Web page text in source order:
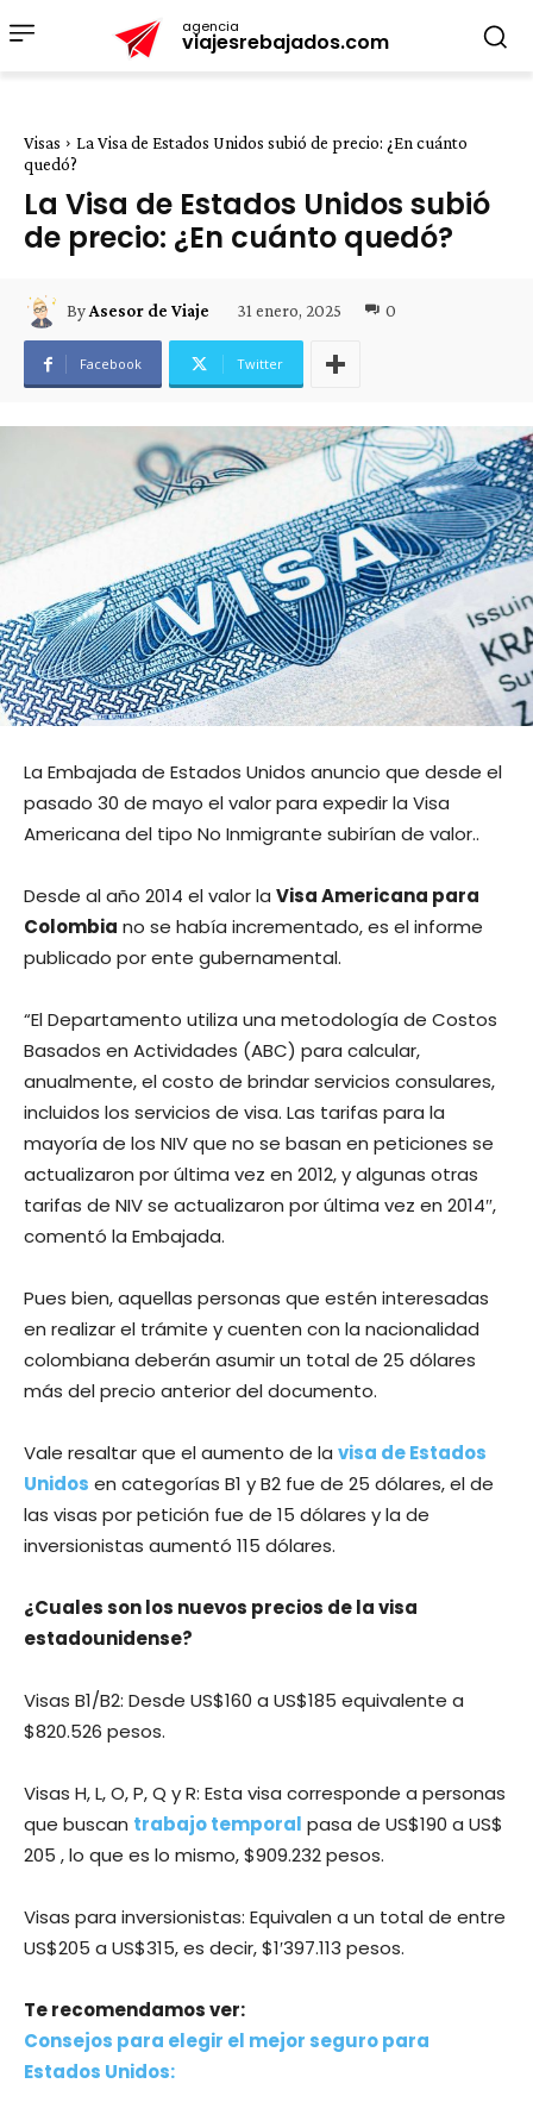
agencia
viajesrebajados.com
Visas
La Visa de Estados Unidos subió de precio: ¿En cuánto
quedó?
La Visa de Estados Unidos subió
de precio: ¿En cuánto quedó?
ByAsesor de Viaje 31 enero, 2025 0
Facebook Twitter
La Embajada de Estados Unidos anuncio que desde el
pasado 30 de mayo el valor para expedir la Visa
Americana del tipo No Inmigrante subirían de valor..
Desde al año 2014 el valor la Visa Americana para
Colombia no se había incrementado, es el informe
publicado por ente gubernamental.
“El Departamento utiliza una metodología de Costos
Basados en Actividades (ABC) para calcular,
anualmente, el costo de brindar servicios consulares,
incluidos los servicios de visa. Las tarifas para la
mayoría de los NIV que no se basan en peticiones se
actualizaron por última vez en 2012, y algunas otras
tarifas de NIV se actualizaron por última vez en 2014″,
comentó la Embajada.
Pues bien, aquellas personas que estén interesadas
en realizar el trámite y cuenten con la nacionalidad
colombiana deberán asumir un total de 25 dólares
más del precio anterior del documento.
Vale resaltar que el aumento de la visa de Estados
Unidos en categorías B1 y B2 fue de 25 dólares, el de
las visas por petición fue de 15 dólares y la de
inversionistas aumentó 115 dólares.
¿Cuales son los nuevos precios de la visa
estadounidense?
Visas B1/B2: Desde US$160 a US$185 equivalente a
$820.526 pesos.
Visas H, L, O, P, Q y R: Esta visa corresponde a personas
que buscan trabajo temporal pasa de US$190 a US$
205 , lo que es lo mismo, $909.232 pesos.
Visas para inversionistas: Equivalen a un total de entre
US$205 a US$315, es decir, $1′397.113 pesos.
Te recomendamos ver:
Consejos para elegir el mejor seguro para
Estados Unidos: